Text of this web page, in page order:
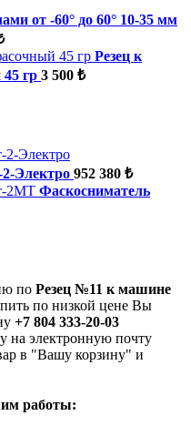
от -60° до 60° 10-35 мм
Резец к
гр 3 500 ₺
Электро 952 380 ₺
Фаскосниматель
по Резец №11 к машине
по низкой цене Вы
+7 804 333-20-03
на электронную почту
в "Вашу корзину" и
работы: